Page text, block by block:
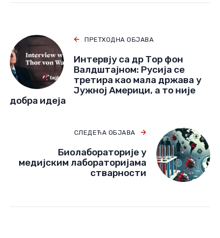
ПРЕТХОДНА ОБЈАВА
Интервју са др Тор фон
Валдштајном: Русија се
третира као мала држава у
Јужној Америци, а то није
добра идеја
СЛЕДЕЋА ОБЈАВА
Биолабораторије у
медијским лабораторијама
стварности